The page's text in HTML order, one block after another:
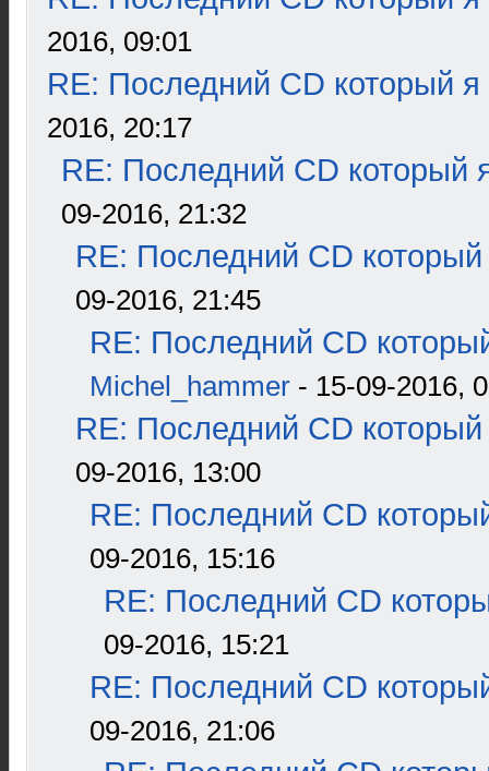
2016, 09:01
RE: Последний CD который я
2016, 20:17
RE: Последний CD который
09-2016, 21:32
RE: Последний CD который
09-2016, 21:45
RE: Последний CD
Michel_hammer - 15-09-2016,
RE: Последний CD который
09-2016, 13:00
RE: Последний CD
09-2016, 15:16
RE: Последний CD
09-2016, 15:21
RE: Последний CD
09-2016, 21:06